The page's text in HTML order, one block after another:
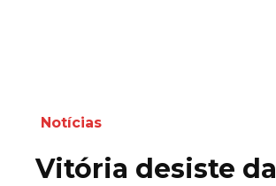
Notícias
Vitória desiste da